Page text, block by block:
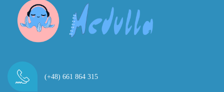
(+48) 661 864 315